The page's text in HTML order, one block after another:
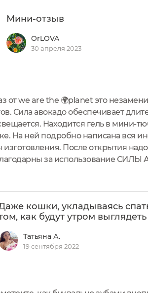
Мини-отзыв
OrLOVA
30 апреля 2023
от we are the 🌍planet это
Сила авокадо обеспечивает
Находится гель в мини-
На ней подробно написана вся
После открытия
за использование
кошки, укладываясь
как будут утром выглядеть
Татьяна А.
19 сентября 2022